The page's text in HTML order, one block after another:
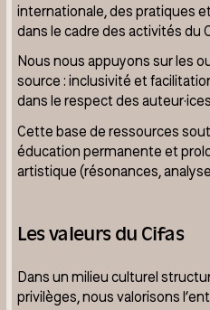
internationale, des pratiques
dans le cadre des activités du
Nous nous appuyons sur les
source : inclusivité et
dans le respect des
Cette base de ressources
éducation permanente et
artistique (résonances,
Les valeurs du Cifas
Dans un milieu culturel
privilèges, nous valorisons